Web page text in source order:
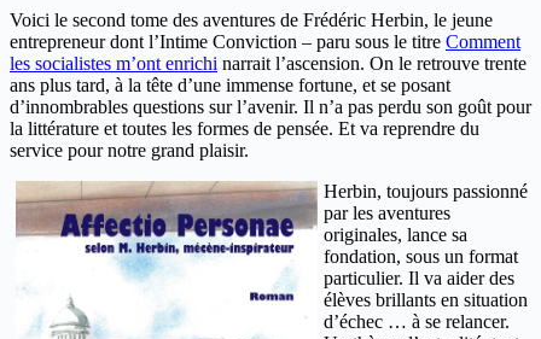
Voici le second tome des aventures de Frédéric Herbin, le jeune
entrepreneur dont l’Intime Conviction – paru sous le titre Comment
les socialistes m’ont enrichi narrait l’ascension. On le retrouve trente
ans plus tard, à la tête d’une immense fortune, et se posant
d’innombrables questions sur l’avenir. Il n’a pas perdu son goût pour
la littérature et toutes les formes de pensée. Et va reprendre du
service pour notre grand plaisir.
Herbin, toujours passionné
par les aventures
originales, lance sa
fondation, sous un format
particulier. Il va aider des
élèves brillants en situation
d’échec … à se relancer.